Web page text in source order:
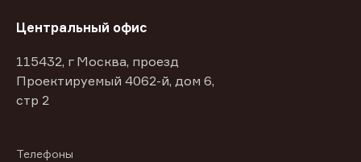
Центральный офис
115432, г Москва, проезд
Проектируемый 4062-й, дом 6,
стр 2
Телефоны